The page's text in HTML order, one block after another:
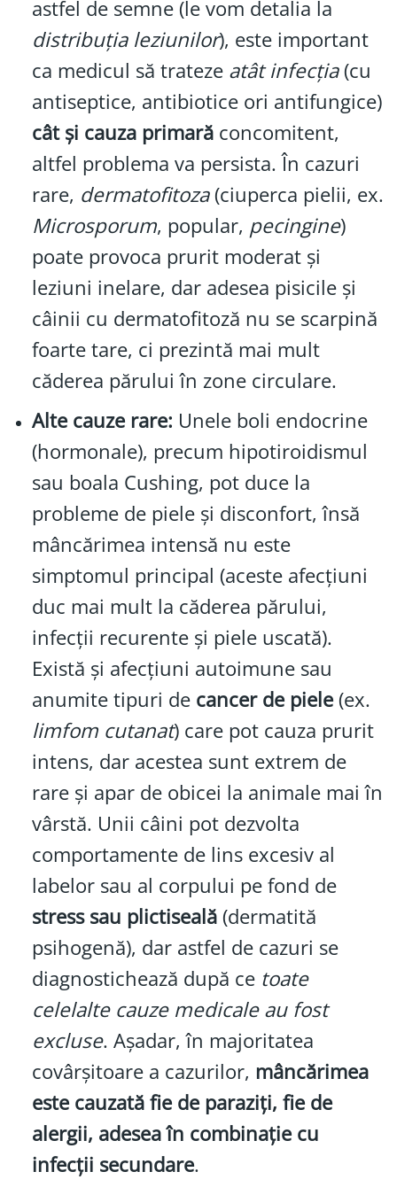
astfel de semne (le vom detalia la
distribuția leziunilor), este important
ca medicul să trateze atât infecția(cu
antiseptice, antibiotice ori antifungice)
cât și cauza primarăconcomitent,
altfel problema va persista. În cazuri
rare, dermatofitoza(ciuperca pielii, ex.
Microsporum, popular, pecingine)
poate provoca prurit moderat și
leziuni inelare, dar adesea pisicile și
câinii cu dermatofitoză nu se scarpină
foarte tare, ci prezintă mai mult
căderea părului în zone circulare.
Alte cauze rare: Unele boli endocrine
(hormonale), precum hipotiroidismul
sau boala Cushing, pot duce la
probleme de piele și disconfort, însă
mâncărimea intensă nu este
simptomul principal (aceste afecțiuni
duc mai mult la căderea părului,
infecții recurente și piele uscată).
Există și afecțiuni autoimune sau
anumite tipuri de cancer de piele(ex.
limfom cutanat) care pot cauza prurit
intens, dar acestea sunt extrem de
rare și apar de obicei la animale mai în
vârstă. Unii câini pot dezvolta
comportamente de lins excesiv al
labelor sau al corpului pe fond de
stress sau plictiseală(dermatită
psihogenă), dar astfel de cazuri se
diagnostichează după ce toate
celelalte cauze medicale au fost
excluse. Așadar, în majoritatea
covârșitoare a cazurilor, mâncărimea
este cauzată fie de paraziți, fie de
alergii, adesea în combinație cu
infecții secundare.